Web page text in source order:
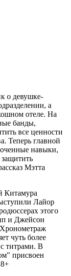
о девушке-
а
отеле. На
банды,
все ценности
Теперь главной
навыки,
Мэтта
Китамура
Лайор
этого
и Джейсон
чуть более
титрами. В
присвоен